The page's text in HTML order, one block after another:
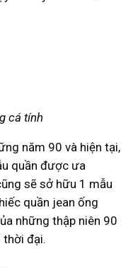
cá tính
năm 90 và hiện tại,
quần được ưa
sẽ sở hữu 1 mẫu
quần jean ống
những thập niên 90
thời đại.